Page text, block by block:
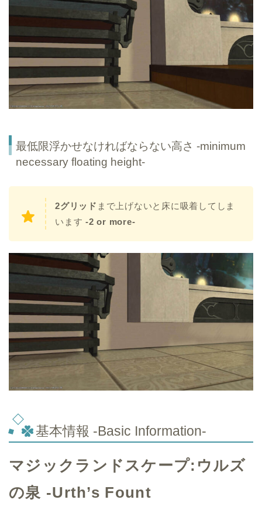
最低限浮かせなければならない高さ -minimum
necessary floating height-
2グリッド まで上げないと床に吸着してしま
います-2 or more-
基本情報 -Basic Information-
マジックランドスケープ:ウルズ
の泉 -Urth’s Fount